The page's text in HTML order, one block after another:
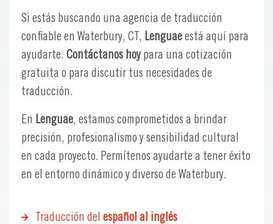
Si estás buscando una agencia de traducción
confiable en Waterbury, CT, Lenguae está aquí para
ayudarte. Contáctanos hoypara una cotización
gratuita o para discutir tus necesidades de
traducción.
En Lenguae, estamos comprometidos a brindar
precisión, profesionalismo y sensibilidad cultural
en cada proyecto. Permítenos ayudarte a tener éxito
en el entorno dinámico y diverso de Waterbury.
Traducción del español al inglés